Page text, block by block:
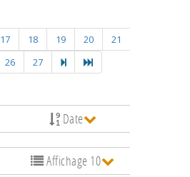
17 18 19 20 21
26 27
Date
Affichage 10